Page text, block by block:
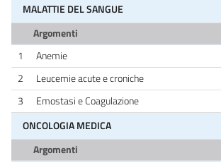
MALATTIE DEL SANGUE
Argomenti
1
Anemie
2
Leucemie acute e croniche
3
Emostasi e Coagulazione
ONCOLOGIA MEDICA
Argomenti